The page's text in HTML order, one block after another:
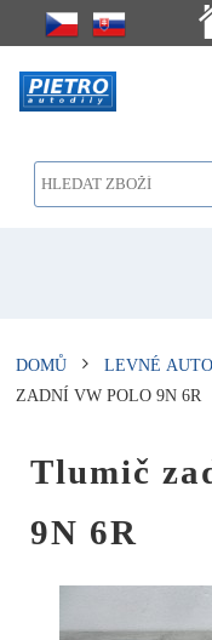
DOMŮ LEVNÉ
ZADNÍ VW POLO 9N 6R
Tlumič
9N 6R